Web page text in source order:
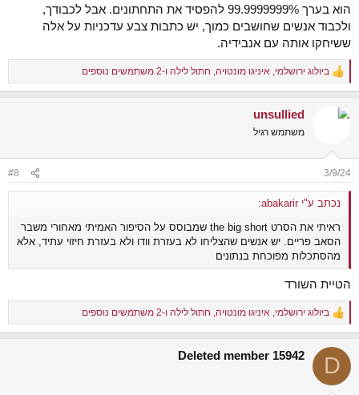
הוא בערך 99.9999999% להפסיד את התחתונים. אבל לכבודך,
ולכבוד אנשים שחושבים כמוך, יש כתבות צבע עדכניות על אלה
ששיחקו אותה עם אנבידיה.
R
e
c
s
:
ביולוג ירושלמי איניגו מונטויה חתול לילה ו-2 משתמשים נוספים
unsullied
משתמש רגיל
3/9/24
#8
נכתב ע"י abakarir:
ראיתי את הסרט the big short שמבוסס על הסיפור האמיתי מאחורי משבר
הסאב פריים. יש אנשים שהצליחו לא בעזרת וודו ולא בעזרת חיזוי עתיד, אלא
מהסתכלות מפוכחת בנתונים
הטיית השורד
R
e
c
i
ביולוג ירושלמי איניגו מונטויה חתול לילה ו-2 משתמשים נוספים
D
Deleted member 15942